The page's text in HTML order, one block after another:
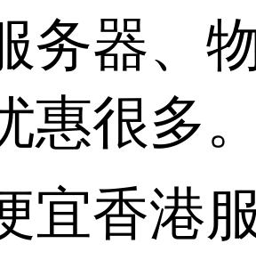
务器、
惠很多
香港服